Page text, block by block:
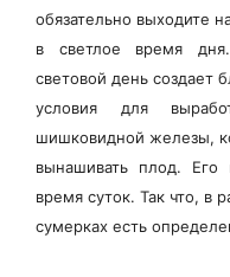
обязательно выходите
в светлое время
световой день создает
условия для
шишковидной железы,
вынашивать плод. Его
время суток. Так что, в
сумерках есть